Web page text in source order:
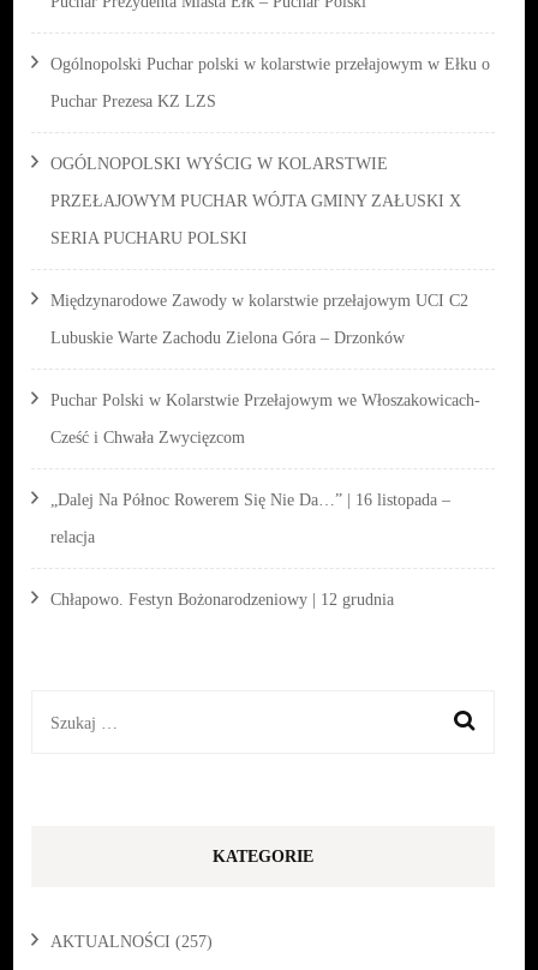
Ogólnopolski Puchar polski w kolarstwie przełajowym w Ełku o
Puchar Prezesa KZ LZS
OGÓLNOPOLSKI WYŚCIG W KOLARSTWIE
PRZEŁAJOWYM PUCHAR WÓJTA GMINY ZAŁUSKI X
SERIA PUCHARU POLSKI
Międzynarodowe Zawody w kolarstwie przełajowym UCI C2
Lubuskie Warte Zachodu Zielona Góra – Drzonków
Puchar Polski w Kolarstwie Przełajowym we Włoszakowicach-
Cześć i Chwała Zwycięzcom
„Dalej Na Północ Rowerem Się Nie Da…” | 16 listopada –
relacja
Chłapowo. Festyn Bożonarodzeniowy | 12 grudnia
Szukaj:
KATEGORIE
AKTUALNOŚCI (257)